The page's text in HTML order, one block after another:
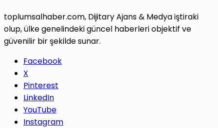
toplumsalhaber.com, Dijitary Ajans & Medya iştiraki
olup, ülke genelindeki güncel haberleri objektif ve
güvenilir bir şekilde sunar.
Facebook
X
Pinterest
LinkedIn
YouTube
Instagram